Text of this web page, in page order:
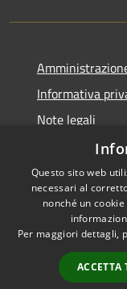
Informativa
Note legali
Dichiarazione
RSS
Accessibilità
Questo sito web
necessari al
nonché un
Per maggiori dettagli,
ACCETTA